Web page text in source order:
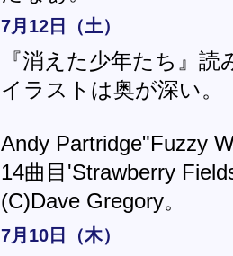
7月12日（土）
『消えた少年たち』
イラストは奥が深い。
Andy Partridge"Fuzzy
14曲目'Strawberry
(C)Dave Gregory。
7月10日（木）